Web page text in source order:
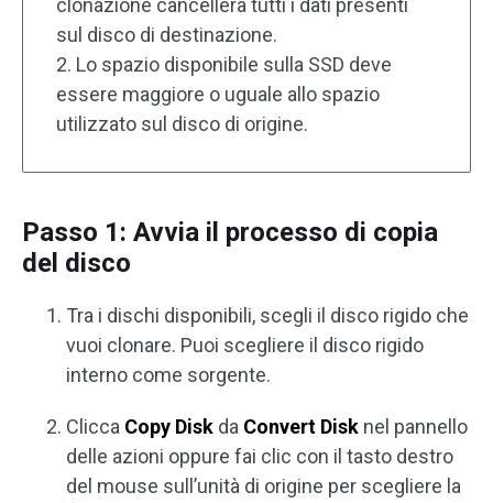
clonazione cancellerà tutti i dati presenti
sul disco di destinazione.
2. Lo spazio disponibile sulla SSD deve
essere maggiore o uguale allo spazio
utilizzato sul disco di origine.
Passo 1: Avvia il processo di copia
del disco
Tra i dischi disponibili, scegli il disco rigido che
vuoi clonare. Puoi scegliere il disco rigido
interno come sorgente.
Clicca Copy Disk da Convert Disk nel pannello
delle azioni oppure fai clic con il tasto destro
del mouse sull’unità di origine per scegliere la